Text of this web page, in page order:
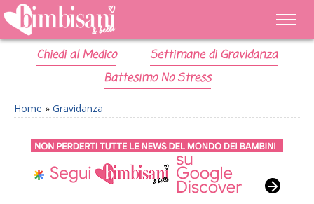
Chiedi al Medico
Settimane di Gravidanza
Battesimo No Stress
Home » Gravidanza